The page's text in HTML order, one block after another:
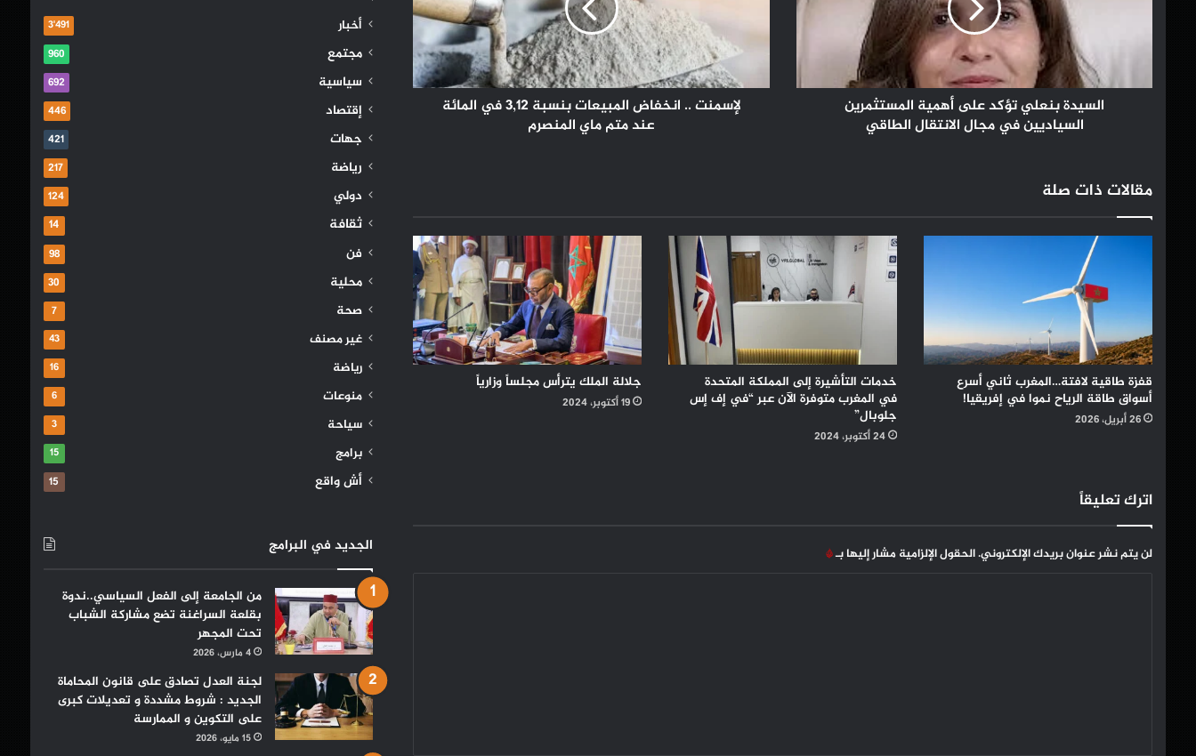
مجال
السيدة بنعلي تؤكد على أهمية المستثمرين
السياديين في مجال الانتقال الطاقي
3,12
في
عند
لإسمنت .. انخفاض المبيعات بنسبة 3,12 في المائة
عند متم ماي المنصرم
مقالات ذات صلة
قفزة طاقية لافتة…المغرب ثاني أسرع
أسواق طاقة الرياح نموا في إفريقيا!
26 أبريل، 2026
خدمات التأشيرة إلى المملكة المتحدة
في المغرب متوفرة الآن عبر “في إف إس
جلوبال”
24 أكتوبر، 2024
جلالة الملك يترأس مجلساً وزارياً
19 أكتوبر، 2024
اترك تعليقاً
لن يتم نشر عنوان بريدك الإلكتروني.الحقول الإلزامية مشار إليها بـ*
أخبار 3٬491
مجتمع 960
سياسية 692
إقتصاد 446
جهات 421
رياضة 217
دولي 124
ثقافة 14
فن 98
محلية 30
صحة 7
غير مصنف 43
رياضة 16
منوعات 6
سياحة 3
برامج 15
أش واقع 15
الجديد في البرامج
من الجامعة إلى الفعل السياسي..ندوة
بقلعة السراغنة تضع مشاركة الشباب
تحت المجهر
4 مارس، 2026
لجنة العدل تصادق على قانون المحاماة
الجديد : شروط مشددة و تعديلات كبرى
على التكوين و الممارسة
15 مايو، 2026